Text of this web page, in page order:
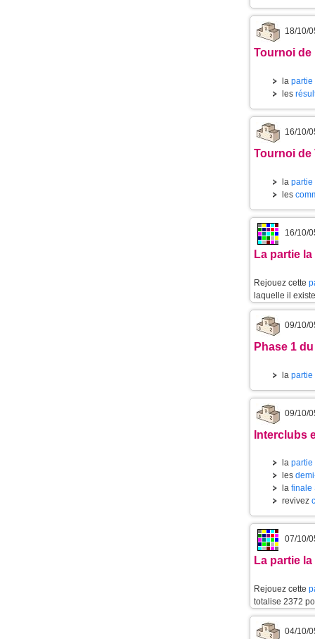
18/10/
Tournoi de
la partie
les
16/10/
Tournoi de
la partie
les
16/10/
La partie
Rejouez cette
laquelle il
09/10/
Phase 1
la partie
09/10/
Interclubs
la partie
les
la finale
revivez
07/10/
La partie
Rejouez cette
totalise 2372
04/10/